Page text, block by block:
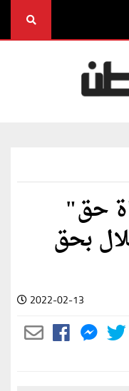
حق"
بحق
2022-02-13